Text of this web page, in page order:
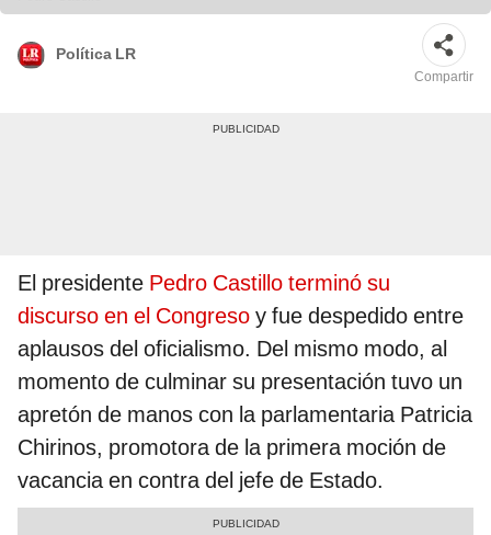
Política LR
Compartir
El presidente Pedro Castillo terminó su
discurso en el Congreso y fue despedido entre
aplausos del oficialismo. Del mismo modo, al
momento de culminar su presentación tuvo un
apretón de manos con la parlamentaria Patricia
Chirinos, promotora de la primera moción de
vacancia en contra del jefe de Estado.